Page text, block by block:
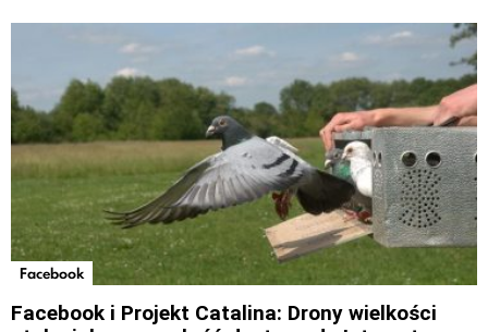
Facebook
Facebook i Projekt Catalina: Drony wielkości